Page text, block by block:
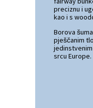
preciznu i
kao i s
Borova
pješčanim
srcu Europe.